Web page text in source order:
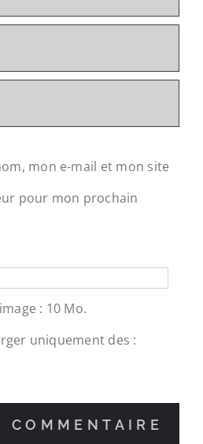
mon e-mail et mon site
pour mon prochain
: 10 Mo.
uniquement des :